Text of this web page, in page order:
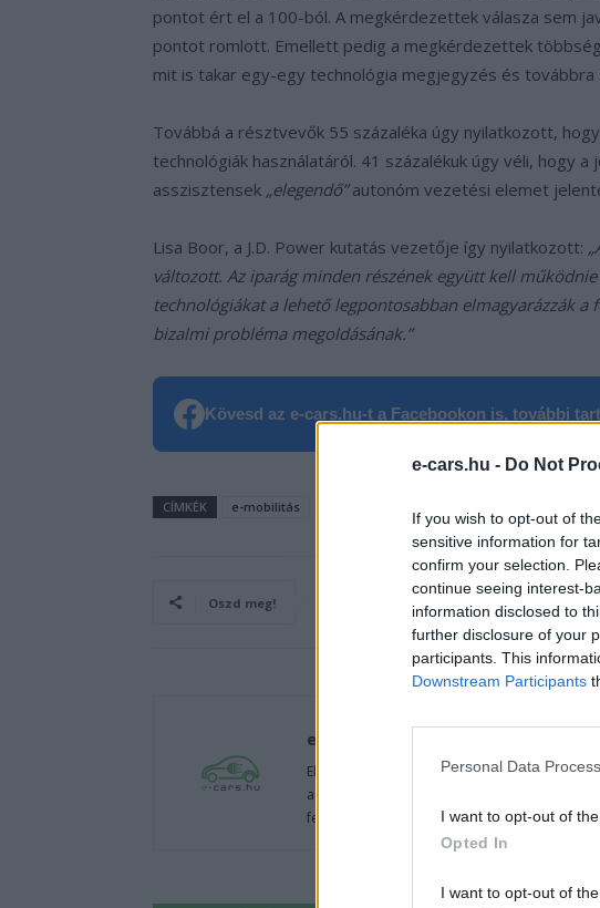
e-cars.hu - Do Not
If you wish to opt-out of
sensitive information for
confirm your selection.
continue seeing interest-
information disclosed to
further disclosure of your
participants. This
Downstream Participants
Personal Data
I want to opt-out of
Opted In
I want to opt-out of
pontot ért el a 100-ból. A megkérdezettek válasza sem
pontot romlott. Emellett pedig a megkérdezettek
mit is takar egy-egy technológia megjegyzés és továbbra
Továbbá a résztvevők 55 százaléka úgy nyilatkozott,
technológiák használatáról. 41 százalékuk úgy véli, hogy
asszisztensek „elegendő”autonóm vezetési elemet
Lisa Boor, a J.D. Power kutatás vezetője így nyilatkozott:
változott. Az iparág minden részének együtt kell
technológiákat a lehető legpontosabban elmagyarázzák a
bizalmi probléma megoldásának.”
Kövesd az e-cars.hu-t a Facebookon is, további
CÍMKÉK e-mobilitás
Oszd meg!
e-cars.hu
Elektromosan közlekedsz, vagy a váltáson
autók világából, vagy foglalkoztatnak a
fenntarthatóság területén? Akkor jó helyen